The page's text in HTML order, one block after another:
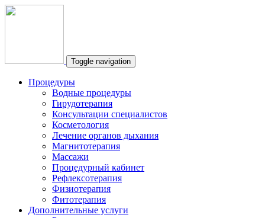
Toggle navigation
Процедуры
Водные процедуры
Гирудотерапия
Консультации специалистов
Косметология
Лечение органов дыхания
Магнитотерапия
Массажи
Процедурный кабинет
Рефлексотерапия
Физиотерапия
Фитотерапия
Дополнительные услуги